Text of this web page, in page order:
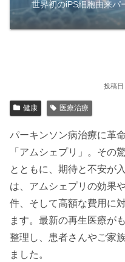
世界初のiPS細胞由来パ
健康 医療治療
パーキンソン病治療に革
「アムシェプリ」。その
とともに、期待と不安が
は、アムシェプリの効果
件、そして高額な費用に
ます。最新の再生医療が
整理し、患者さんやご家
ました。